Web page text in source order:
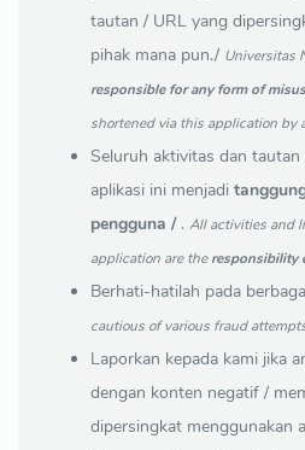
tautan / URL yang
pihak mana pun./ Universitas
responsible for any form of
shortened via this application by
Seluruh aktivitas dan
aplikasi ini menjadi
pengguna / . All activities and
application are theresponsibility
Berhati-hatilah pada
cautious of various fraud
Laporkan kepada kami jika
dengan konten negatif /
dipersingkat menggunakan